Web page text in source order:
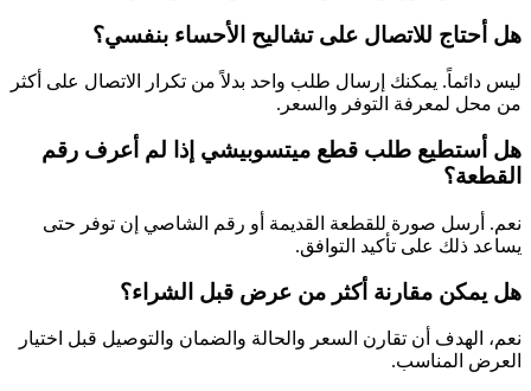
هل أحتاج للاتصال على تشاليح الأحساء بنفسي؟
ليس دائماً. يمكنك إرسال طلب واحد بدلاً من تكرار الاتصال على أكثر
من محل لمعرفة التوفر والسعر.
هل أستطيع طلب قطع ميتسوبيشي إذا لم أعرف رقم
القطعة؟
نعم. أرسل صورة للقطعة القديمة أو رقم الشاصي إن توفر حتى
يساعد ذلك على تأكيد التوافق.
هل يمكن مقارنة أكثر من عرض قبل الشراء؟
نعم، الهدف أن تقارن السعر والحالة والضمان والتوصيل قبل اختيار
العرض المناسب.